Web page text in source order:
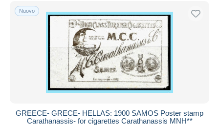
Spedizione gratuita
Metodi di pagamento
PayPal
Bonifico bancario
Visa
Mastercard
Bancontact
Maestro
Nuovo
GREECE- GRECE- HELLAS: 1900 SAMOS Poster stamp
Carathanassis- for cigarettes Carathanassis MNH**